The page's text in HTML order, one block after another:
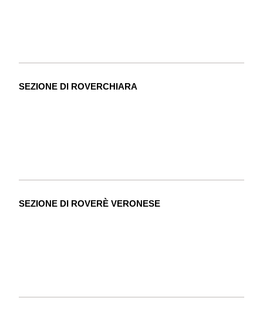
SEZIONE DI ROVERCHIARA
SEZIONE DI ROVERÈ VERONESE